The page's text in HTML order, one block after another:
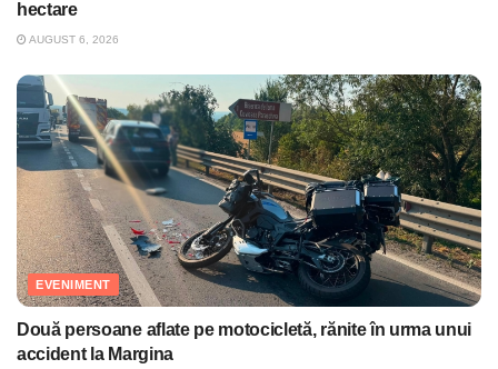
hectare
AUGUST 6, 2026
EVENIMENT
Două persoane aflate pe motocicletă, rănite în urma unui
accident la Margina